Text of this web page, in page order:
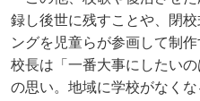
録し後世に残すことや、閉
ングを児童らが参画して制
校長は「一番大事にしたい
の思い。地域に学校がなく